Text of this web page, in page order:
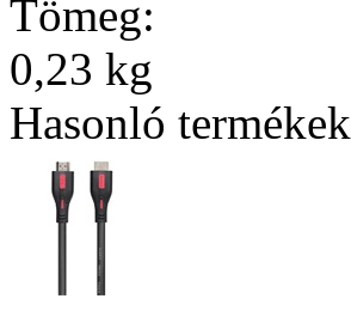
Tömeg:
0,23 kg
Hasonló termékek